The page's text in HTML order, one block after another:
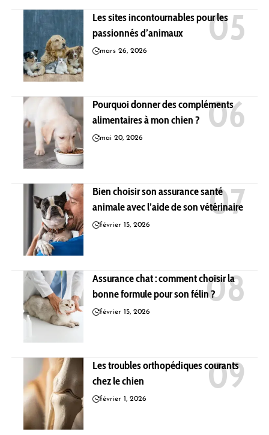
Les sites incontournables pour les
passionnés d’animaux
mars 26, 2026
Pourquoi donner des compléments
alimentaires à mon chien ?
mai 20, 2026
Bien choisir son assurance santé
animale avec l’aide de son vétérinaire
février 15, 2026
Assurance chat : comment choisir la
bonne formule pour son félin ?
février 15, 2026
Les troubles orthopédiques courants
chez le chien
février 1, 2026